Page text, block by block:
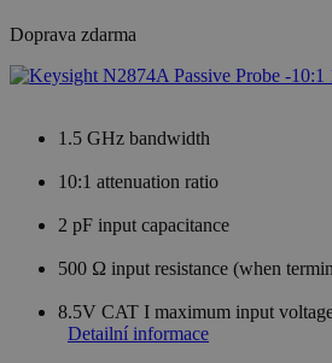
Doprava zdarma
1.5 GHz bandwidth
10:1 attenuation ratio
2 pF input capacitance
500 Ω input resistance (when
8.5V CAT I maximum input
Detailní informace